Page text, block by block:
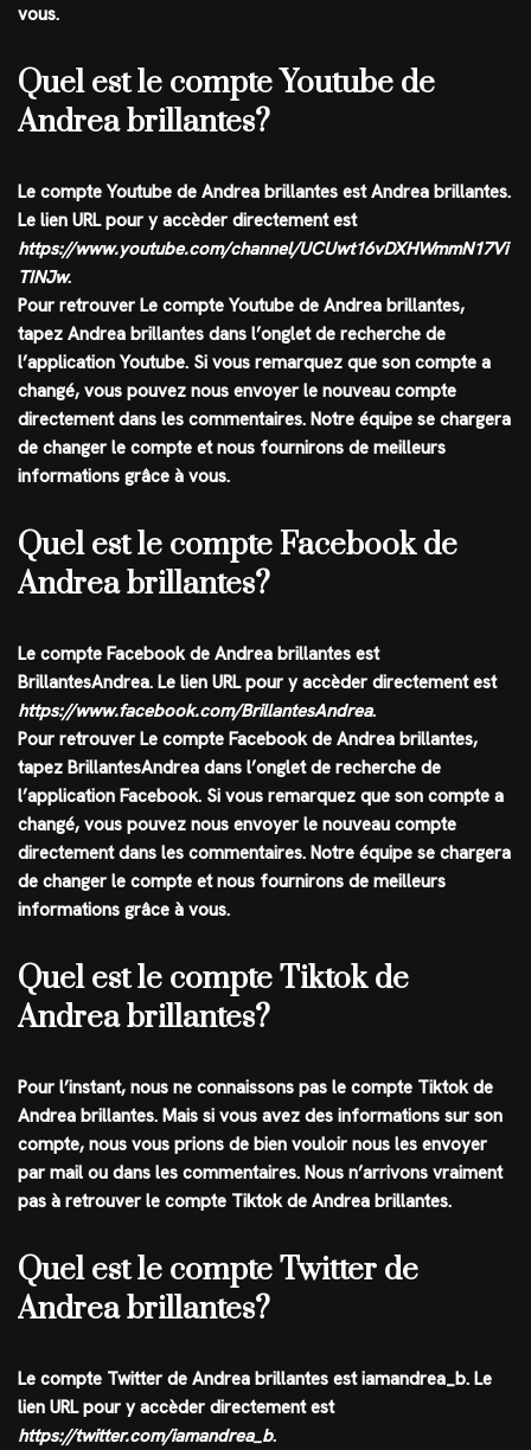
vous.
Quel est le compte Youtube de
Andrea brillantes?
Le compte Youtube de Andrea brillantes estAndrea brillantes.
Le lien URL pour y accèder directement est
https://www.youtube.com/channel/UCUwt16vDXHWmmN17Vi
TINJw.
Pour retrouver Le compte Youtube de Andrea brillantes,
tapez Andrea brillantes dans l’onglet de recherche de
l’application Youtube. Si vous remarquez que son compte a
changé, vous pouvez nous envoyer le nouveau compte
directement dans les commentaires. Notre équipe se chargera
de changer le compte et nous fournirons de meilleurs
informations grâce à vous.
Quel est le compte Facebook de
Andrea brillantes?
Le compte Facebookde Andrea brillantes est
BrillantesAndrea. Le lien URL pour y accèder directement est
https://www.facebook.com/BrillantesAndrea.
Pour retrouver Le compte Facebook de Andrea brillantes,
tapez BrillantesAndrea dans l’onglet de recherche de
l’application Facebook. Si vous remarquez que son compte a
changé, vous pouvez nous envoyer le nouveau compte
directement dans les commentaires. Notre équipe se chargera
de changer le compte et nous fournirons de meilleurs
informations grâce à vous.
Quel est le compte Tiktok de
Andrea brillantes?
Pour l’instant, nous ne connaissons pas le compte Tiktokde
Andrea brillantes. Mais si vous avez des informations sur son
compte, nous vous prions de bien vouloir nous les envoyer
par mail ou dans les commentaires. Nous n’arrivons vraiment
pas à retrouver le compte Tiktok de Andrea brillantes.
Quel est le compte Twitter de
Andrea brillantes?
Le compte Twitter de Andrea brillantes estiamandrea_b. Le
lien URL pour y accèder directement est
https://twitter.com/iamandrea_b.